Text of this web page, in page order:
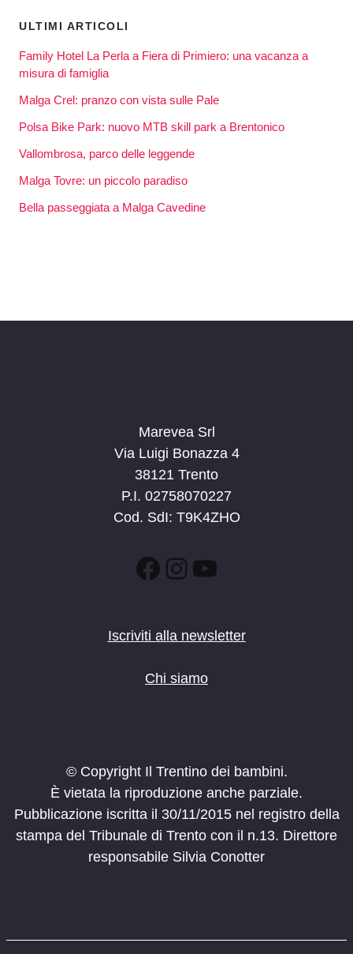
ULTIMI ARTICOLI
Family Hotel La Perla a Fiera di Primiero: una vacanza a
misura di famiglia
Malga Crel: pranzo con vista sulle Pale
Polsa Bike Park: nuovo MTB skill park a Brentonico
Vallombrosa, parco delle leggende
Malga Tovre: un piccolo paradiso
Bella passeggiata a Malga Cavedine
Marevea Srl
Via Luigi Bonazza 4
38121 Trento
P.I. 02758070227
Cod. SdI: T9K4ZHO
Facebook
Instagram
YouTube
Iscriviti alla newsletter
Chi siamo
© Copyright Il Trentino dei bambini.
È vietata la riproduzione anche parziale.
Pubblicazione iscritta il 30/11/2015 nel registro della
stampa del Tribunale di Trento con il n.13. Direttore
responsabile Silvia Conotter